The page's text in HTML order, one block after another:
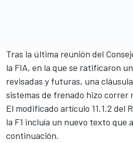
Tras la última reunión del
la FIA, en la que se ratificaron
revisadas y futuras, una
sistemas de frenado hizo correr
El modificado artículo 11.1.2 del
la F1 incluía un nuevo texto que
continuación.